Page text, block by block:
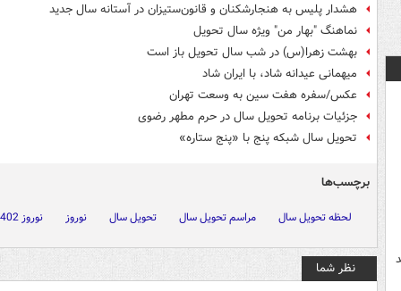
هشدار پلیس به هنجارشکنان و قانون‌ستیزان در آستانه سال جدید
نماهنگ "بهار من" ویژه سال تحویل
بهشت زهرا(س) در شب سال تحویل باز است
میهمانی عیدانه شاد، با ایران شاد
عکس/سفره هفت سین به وسعت تهران
جزئیات برنامه تحویل سال در حرم مطهر رضوی
تحویل سال شبکه پنج با «پنج ستاره»
برچسب‌ها
لحظه تحویل سال مراسم تحویل سال تحویل سال نوروز نوروز 1402
نظر شما